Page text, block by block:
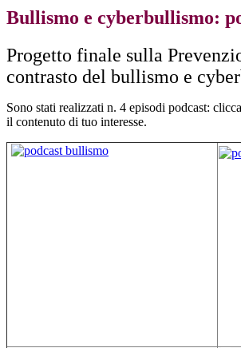
Bullismo e cyberbullismo:
Progetto finale sulla
contrasto del bullismo e
Sono stati realizzati n. 4 episodi podcast:
il contenuto di tuo interesse.